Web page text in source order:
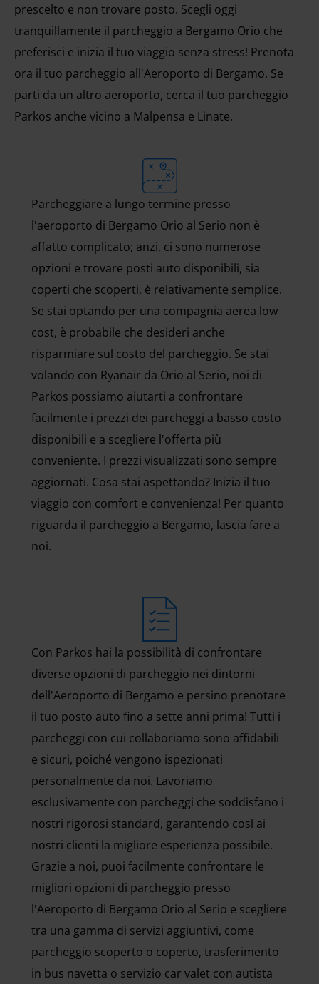
prescelto e non trovare posto. Scegli oggi
tranquillamente il parcheggio a Bergamo Orio che
preferisci e inizia il tuo viaggio senza stress! Prenota
ora il tuo parcheggio all'Aeroporto di Bergamo. Se
parti da un altro aeroporto, cerca il tuo parcheggio
Parkos anche vicino a Malpensa e Linate.
Parcheggiare a lungo termine presso
l'aeroporto di Bergamo Orio al Serio non è
affatto complicato; anzi, ci sono numerose
opzioni e trovare posti auto disponibili, sia
coperti che scoperti, è relativamente semplice.
Se stai optando per una compagnia aerea low
cost, è probabile che desideri anche
risparmiare sul costo del parcheggio. Se stai
volando con Ryanair da Orio al Serio, noi di
Parkos possiamo aiutarti a confrontare
facilmente i prezzi dei parcheggi a basso costo
disponibili e a scegliere l'offerta più
conveniente. I prezzi visualizzati sono sempre
aggiornati. Cosa stai aspettando? Inizia il tuo
viaggio con comfort e convenienza! Per quanto
riguarda il parcheggio a Bergamo, lascia fare a
noi.
Con Parkos hai la possibilità di confrontare
diverse opzioni di parcheggio nei dintorni
dell'Aeroporto di Bergamo e persino prenotare
il tuo posto auto fino a sette anni prima! Tutti i
parcheggi con cui collaboriamo sono affidabili
e sicuri, poiché vengono ispezionati
personalmente da noi. Lavoriamo
esclusivamente con parcheggi che soddisfano i
nostri rigorosi standard, garantendo così ai
nostri clienti la migliore esperienza possibile.
Grazie a noi, puoi facilmente confrontare le
migliori opzioni di parcheggio presso
l'Aeroporto di Bergamo Orio al Serio e scegliere
tra una gamma di servizi aggiuntivi, come
parcheggio scoperto o coperto, trasferimento
in bus navetta o servizio car valet con autista